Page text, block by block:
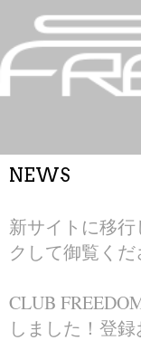
Skip to content
NEWS
新サイトに移
クして御覧くだ
CLUB
しました！登録